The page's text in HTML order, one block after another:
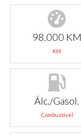
98.000 KM
KM
Álc./Gasol.
Combustível